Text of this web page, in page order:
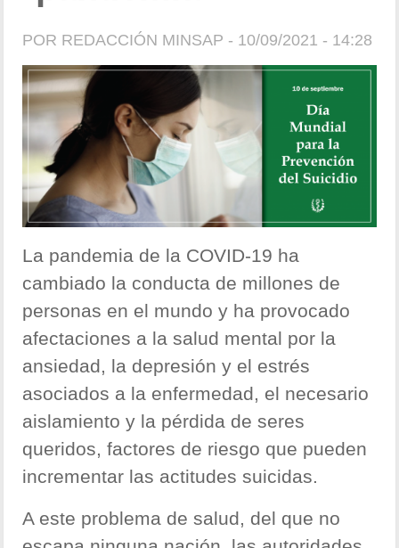
POR REDACCIÓN MINSAP - 10/09/2021 - 14:28
La pandemia de la COVID-19 ha
cambiado la conducta de millones de
personas en el mundo y ha provocado
afectaciones a la salud mental por la
ansiedad, la depresión y el estrés
asociados a la enfermedad, el necesario
aislamiento y la pérdida de seres
queridos, factores de riesgo que pueden
incrementar las actitudes suicidas.
A este problema de salud, del que no